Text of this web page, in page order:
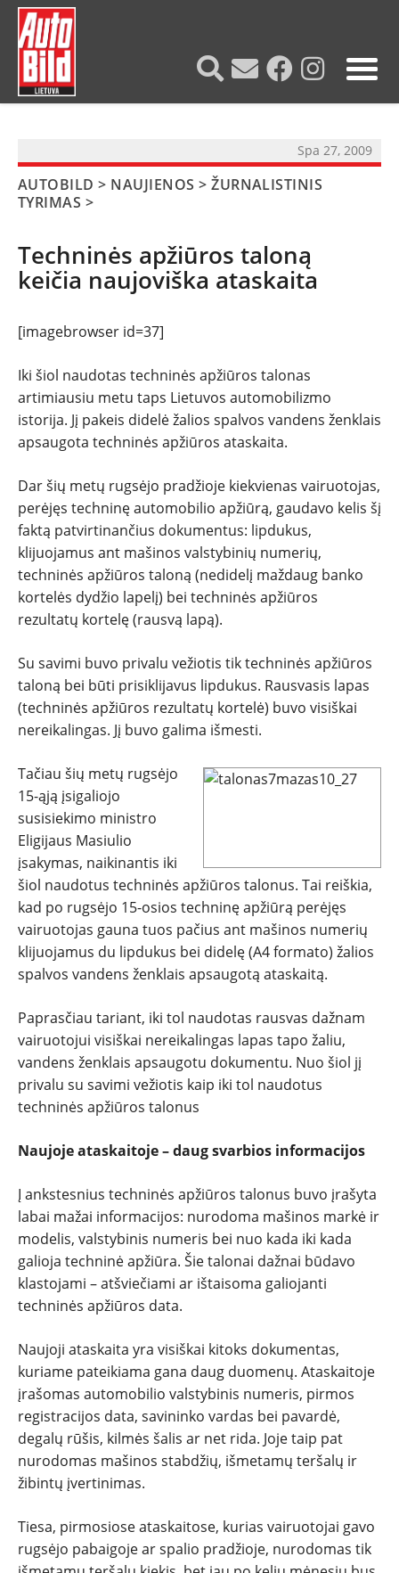
NAUJIENOS
TESTAI
NAUJI
REPORTAŽAI
SPORTAS
PATARIMAI
Spa 27, 2009
AUTOBILD > NAUJIENOS >ŽURNALISTINIS
TYRIMAS >
Techninės apžiūros taloną
keičia naujoviška ataskaita
[imagebrowser id=37]
Iki šiol naudotas techninės apžiūros talonas
artimiausiu metu taps Lietuvos automobilizmo
istorija. Jį pakeis didelė žalios spalvos vandens ženklais
apsaugota techninės apžiūros ataskaita.
Dar šių metų rugsėjo pradžioje kiekvienas vairuotojas,
perėjęs techninę automobilio apžiūrą, gaudavo kelis šį
faktą patvirtinančius dokumentus: lipdukus,
klijuojamus ant mašinos valstybinių numerių,
techninės apžiūros taloną (nedidelį maždaug banko
kortelės dydžio lapelį) bei techninės apžiūros
rezultatų kortelę (rausvą lapą).
Su savimi buvo privalu vežiotis tik techninės apžiūros
taloną bei būti prisiklijavus lipdukus. Rausvasis lapas
(techninės apžiūros rezultatų kortelė) buvo visiškai
nereikalingas. Jį buvo galima išmesti.
Tačiau šių metų rugsėjo
15-ąją įsigaliojo
susisiekimo ministro
Eligijaus Masiulio
įsakymas, naikinantis iki
šiol naudotus techninės apžiūros talonus. Tai reiškia,
kad po rugsėjo 15-osios techninę apžiūrą perėjęs
vairuotojas gauna tuos pačius ant mašinos numerių
klijuojamus du lipdukus bei didelę (A4 formato) žalios
spalvos vandens ženklais apsaugotą ataskaitą.
Paprasčiau tariant, iki tol naudotas rausvas dažnam
vairuotojui visiškai nereikalingas lapas tapo žaliu,
vandens ženklais apsaugotu dokumentu. Nuo šiol jį
privalu su savimi vežiotis kaip iki tol naudotus
techninės apžiūros talonus
Naujoje ataskaitoje – daug svarbios informacijos
Į ankstesnius techninės apžiūros talonus buvo įrašyta
labai mažai informacijos: nurodoma mašinos markė ir
modelis, valstybinis numeris bei nuo kada iki kada
galioja techninė apžiūra. Šie talonai dažnai būdavo
klastojami – atšviečiami ar ištaisoma galiojanti
techninės apžiūros data.
Naujoji ataskaita yra visiškai kitoks dokumentas,
kuriame pateikiama gana daug duomenų. Ataskaitoje
įrašomas automobilio valstybinis numeris, pirmos
registracijos data, savininko vardas bei pavardė,
degalų rūšis, kilmės šalis ar net rida. Joje taip pat
nurodomas mašinos stabdžių, išmetamų teršalų ir
žibintų įvertinimas.
Tiesa, pirmosiose ataskaitose, kurias vairuotojai gavo
rugsėjo pabaigoje ar spalio pradžioje, nurodomas tik